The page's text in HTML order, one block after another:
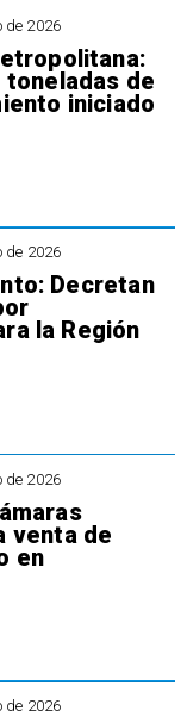
de 2026
toneladas de
iniciado
de 2026
Decretan
la Región
de 2026
venta de
en
de 2026